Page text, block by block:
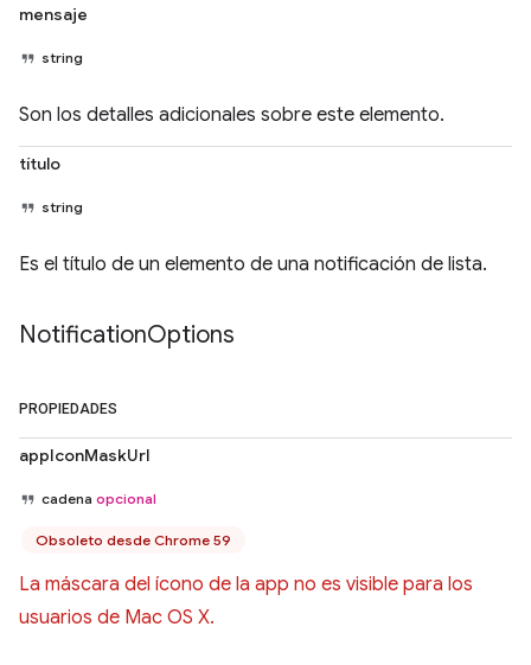
mensaje
string
Son los detalles adicionales sobre este elemento.
título
string
Es el título de un elemento de una notificación de lista.
NotificationOptions
PROPIEDADES
appIconMaskUrl
cadena opcional
Obsoleto desde Chrome 59
La máscara del ícono de la app no es visible para los
usuarios de Mac OS X.